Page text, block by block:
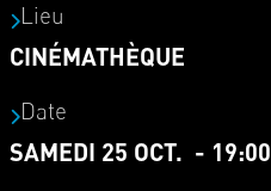
Lieu
CINÉMATHÈQUE
Date
SAMEDI 25 OCT. - 19:00